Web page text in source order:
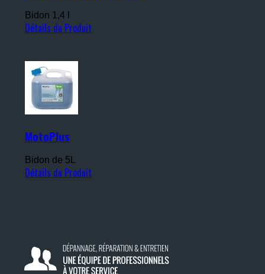
Bidon 1,4 l
Détails du Produit
MotoPlus
Bidon de 5L
Détails du Produit